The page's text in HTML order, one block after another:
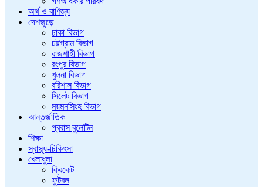
অর্থ ও বাণিজ্য
দেশজুড়ে
ঢাকা বিভাগ
চট্টগ্রাম বিভাগ
রাজশাহী বিভাগ
রংপুর বিভাগ
খুলনা বিভাগ
বরিশাল বিভাগ
সিলেট বিভাগ
ময়মনসিংহ বিভাগ
আন্তর্জাতিক
প্রবাস বুলেটিন
শিক্ষা
স্বাস্থ্য-চিকিৎসা
খেলাধুলা
ক্রিকেট
ফুটবল